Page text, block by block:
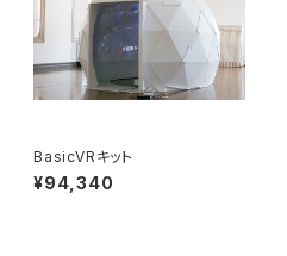
BasicVRキット
¥94,340